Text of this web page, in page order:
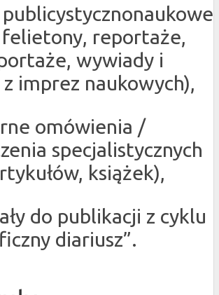
felietony, reportaże,
wywiady i
imprez naukowych),
omówienia /
specjalistycznych
książek),
do publikacji z cyklu
diariusz”.